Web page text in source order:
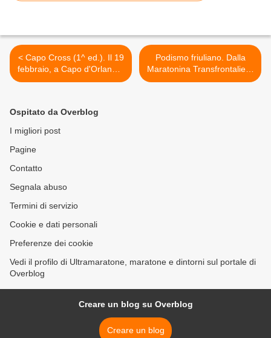
< Capo Cross (1^ ed.). Il 19
febbraio, a Capo d'Orlando,
valevole come Campionato
regionale 2012
Podismo friuliano. Dalla
Maratonina Transfrontaliera
Città di Gorizia (34^ ed.)
Ospitato da Overblog
I migliori post
Pagine
Contatto
Segnala abuso
Termini di servizio
Cookie e dati personali
Preferenze dei cookie
Vedi il profilo di Ultramaratone, maratone e dintorni sul portale di
Overblog
Creare un blog su Overblog
Creare un blog